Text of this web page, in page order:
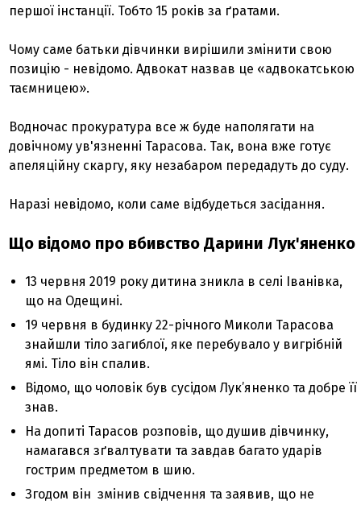
першої інстанції. Тобто 15 років за ґратами.
Чому саме батьки дівчинки вирішили змінити свою
позицію - невідомо. Адвокат назвав це «адвокатською
таємницею».
Водночас прокуратура все ж буде наполягати на
довічному ув'язненні Тарасова. Так, вона вже готує
апеляційну скаргу, яку незабаром передадуть до суду.
Наразі невідомо, коли саме відбудеться засідання.
Що відомо про вбивство Дарини Лук'яненко
13 червня 2019 року дитина зникла в селі Іванівка,
що на Одещині.
19 червня в будинку 22-річного Миколи Тарасова
знайшли тіло загиблої, яке перебувало у вигрібній
ямі. Тіло він спалив.
Відомо, що чоловік був сусідом Лук’яненко та добре її
знав.
На допиті Тарасов розповів, що душив дівчинку,
намагався зґвалтувати та завдав багато ударів
гострим предметом в шию.
Згодом він змінив свідчення та заявив, що не